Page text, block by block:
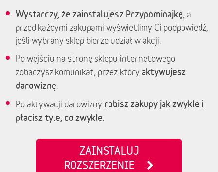
Wystarczy, że zainstalujesz Przypominajkę, a
przed każdymi zakupami wyświetlimy Ci podpowiedź,
jeśli wybrany sklep bierze udział w akcji.
Po wejściu na stronę sklepu internetowego
zobaczysz komunikat, przez który aktywujesz
darowiznę
Po aktywacji darowizny robisz zakupy jak zwykle i
płacisz tyle, co zwykle.
ZAINSTALUJ
ROZSZERZENIE